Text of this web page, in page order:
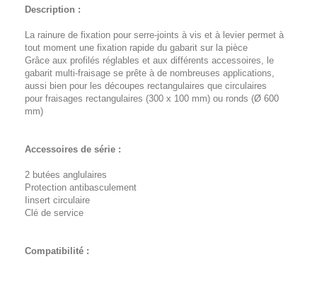
Description :
La rainure de fixation pour serre-joints à vis et à levier permet à
tout moment une fixation rapide du gabarit sur la pièce
Grâce aux profilés réglables et aux différents accessoires, le
gabarit multi-fraisage se prête à de nombreuses applications,
aussi bien pour les découpes rectangulaires que circulaires
pour fraisages rectangulaires (300 x 100 mm) ou ronds (Ø 600
mm)
Accessoires de série :
2 butées anglulaires
Protection antibasculement
Iinsert circulaire
Clé de service
Compatibilité :